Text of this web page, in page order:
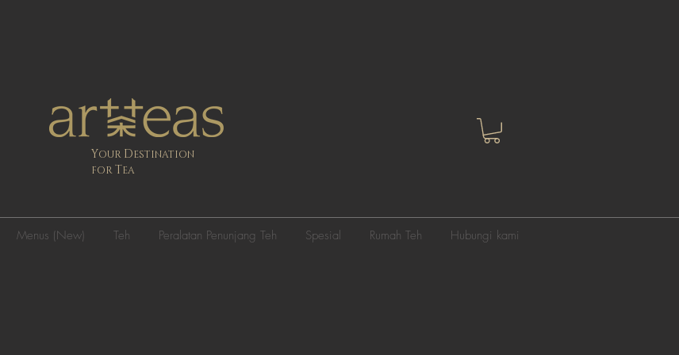
YOUR DESTINATION
FORTEA
Menus (New) Teh Peralatan Penunjang Teh Spesial Rumah Teh Hubungi kami